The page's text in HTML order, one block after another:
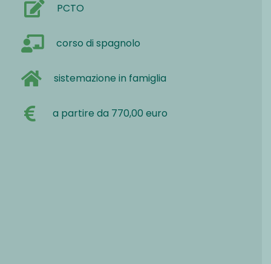
PCTO
corso di spagnolo
sistemazione in famiglia
a partire da 770,00 euro